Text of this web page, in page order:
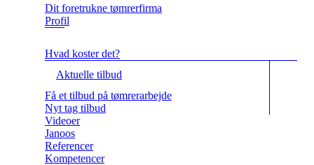
Dit foretrukne tømrerfirma
Profil
Hvad koster det?
Aktuelle tilbud
Få et tilbud på tømrerarbejde
Nyt tag tilbud
Videoer
Janoos
Referencer
Kompetencer